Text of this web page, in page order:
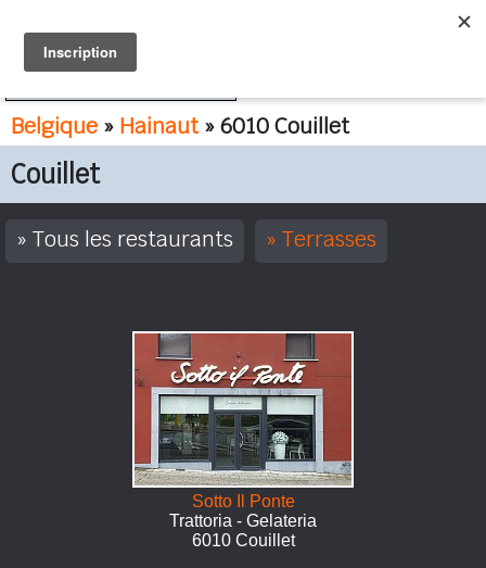
Belgique » Hainaut» 6010 Couillet
Couillet
Tous les restaurants Terrasses
Sotto Il Ponte
Trattoria - Gelateria
6010 Couillet